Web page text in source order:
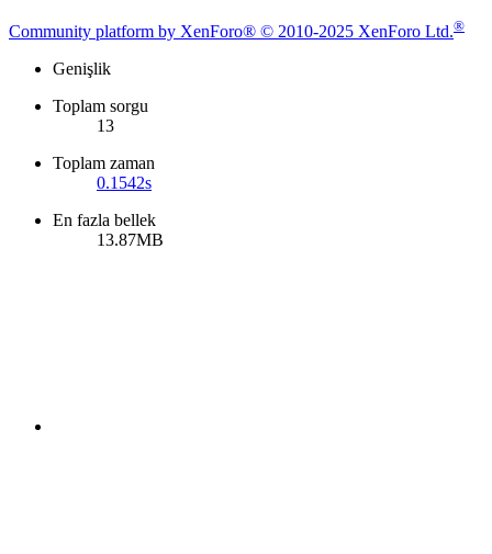
Community platform by XenForo® © 2010-2025 XenForo Ltd.®
Genişlik
Toplam sorgu
13
Toplam zaman
0.1542s
En fazla bellek
13.87MB